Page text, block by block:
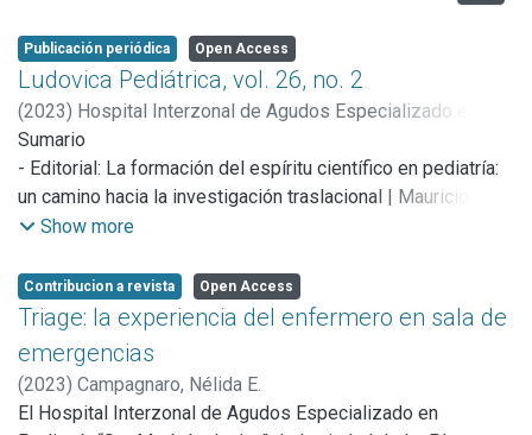
Publicación periódica Open Access
Ludovica Pediátrica, vol. 26, no. 2
(2023) Hospital Interzonal de Agudos Especializado en
Pediatría "Sor María Ludovica"
Investigaciones Pediátricas "Profesor Dr. Fernando VITERI"
Sumario
- Editorial: La formación del espíritu científico en pediatría:
un camino hacia la investigación traslacional | Mauricio T.
Caballero
- Evolución de las colonizaciones e infecciones por
bacterias productoras de carbapenemasas en un hospital
pediátrico | Melanie Shepherd Safar, Lucía Zaccarello,
Cecilia Vescina, María Florencia Gil, Luciana Guzzetti,
Sebastián Oderiz
- Efectividad de la toxina botulínica tipo a en el manejo de la
Show more
Contribucion a revista Open Access
Triage: la experiencia del enfermero en sala de
emergencias
(2023) Campagnaro, Nélida E.
El Hospital Interzonal de Agudos Especializado en